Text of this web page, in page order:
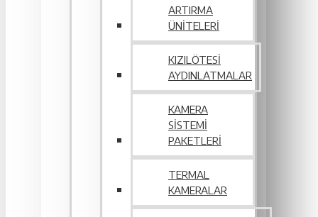
ARTIRMA
ÜNITELERI
KIZILÖTESI
AYDINLATMALAR
KAMERA
SISTEMI
PAKETLERI
TERMAL
KAMERALAR